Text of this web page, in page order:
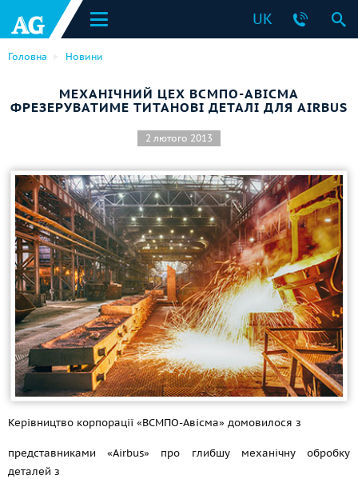
UK
Головна Новини
МЕХАНІЧНИЙ ЦЕХ ВСМПО-АВІСМА
ФРЕЗЕРУВАТИМЕ ТИТАНОВІ ДЕТАЛІ ДЛЯ AIRBUS
2 лютого 2013
Керівництво корпорації «ВСМПО-Авісма» домовилося з
представниками «Airbus» про глибшу механічну обробку
деталей з